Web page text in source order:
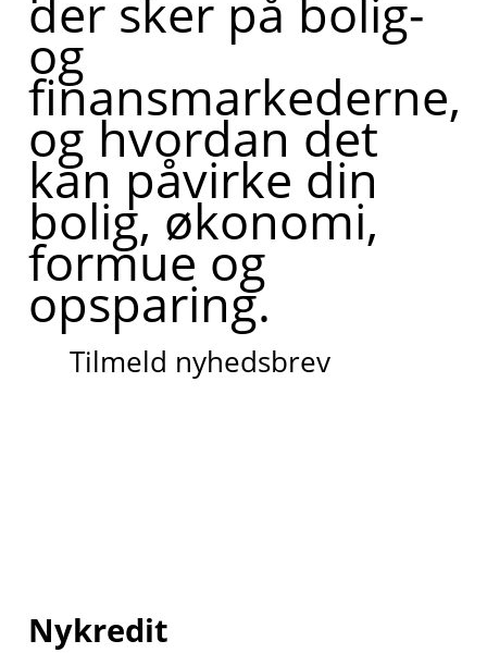
der sker på bolig-
og
finansmarkederne,
og hvordan det
kan påvirke din
bolig, økonomi,
formue og
opsparing.
Tilmeld nyhedsbrev
Nykredit